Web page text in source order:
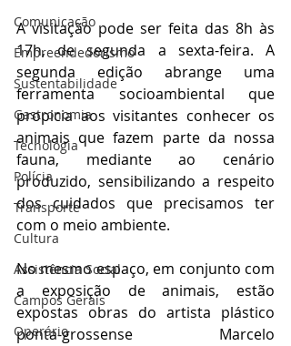
Comunicação
Empreendedorismo
Sustentabilidade
Gastronomia
Tecnologia
Polícia
Transporte
Cultura
Assistência Social
Campos Gerais
Operário
A visitação pode ser feita das 8h às
17h, de segunda a sexta-feira. A
segunda edição abrange uma
ferramenta socioambiental que
propicia aos visitantes conhecer os
animais que fazem parte da nossa
fauna, mediante ao cenário
produzido, sensibilizando a respeito
dos cuidados que precisamos ter
com o meio ambiente.
No mesmo espaço, em conjunto com
a exposição de animais, estão
expostas obras do artista plástico
ponta-grossense Marcelo